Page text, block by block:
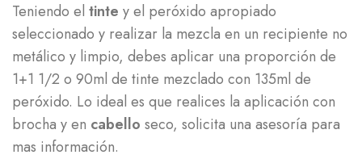
Teniendo el tinte y el peróxido apropiado
seleccionado y realizar la mezcla en un recipiente no
metálico y limpio, debes aplicar una proporción de
1+1 1/2 o 90ml de tinte mezclado con 135ml de
peróxido. Lo ideal es que realices la aplicación con
brocha y en cabello seco, solicita una asesoría para
mas información.